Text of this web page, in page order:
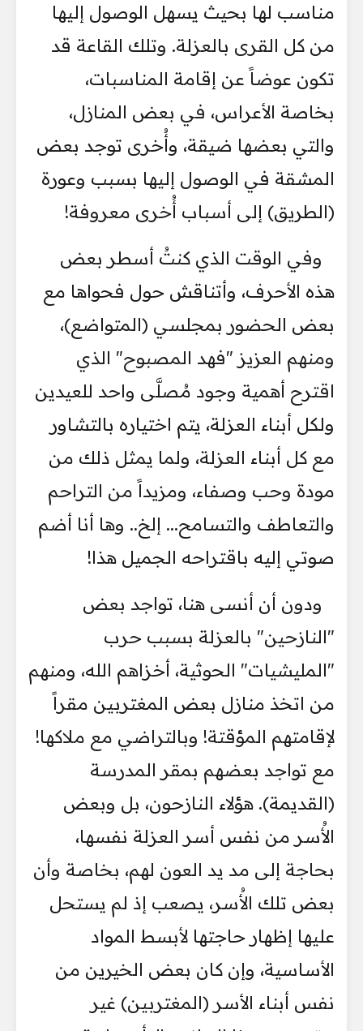
مناسب لها بحيث يسهل الوصول إليها
من كل القرى بالعزلة. وتلك القاعة قد
تكون عوضاً عن إقامة المناسبات،
بخاصة الأعراس، في بعض المنازل،
والتي بعضها ضيقة، وأُخرى توجد بعض
المشقة في الوصول إليها بسبب وعورة
(الطريق) إلى أسباب أُخرى معروفة!
وفي الوقت الذي كنتُ أسطر بعض
هذه الأحرف، وأتناقش حول فحواها مع
بعض الحضور بمجلسي (المتواضع)،
ومنهم العزيز "فهد المصبوح" الذي
اقترح أهمية وجود مُصلَّى واحد للعيدين
ولكل أبناء العزلة، يتم اختياره بالتشاور
مع كل أبناء العزلة، ولما يمثل ذلك من
مودة وحب وصفاء، ومزيداً من التراحم
والتعاطف والتسامح... إلخ.. وها أنا أضم
صوتي إليه باقتراحه الجميل هذا!
ودون أن أنسى هنا، تواجد بعض
"النازحين" بالعزلة بسبب حرب
"المليشيات" الحوثية، أخزاهم الله، ومنهم
من اتخذ منازل بعض المغتربين مقراً
لإقامتهم المؤقتة! وبالتراضي مع ملاكها!
مع تواجد بعضهم بمقر المدرسة
(القديمة). هؤلاء النازحون، بل وبعض
الأُسر من نفس أسر العزلة نفسها،
بحاجة إلى مد يد العون لهم، بخاصة وأن
بعض تلك الأُسر، يصعب إذ لم يستحل
عليها إظهار حاجتها لأبسط المواد
الأساسية، وإن كان بعض الخيرين من
نفس أبناء الأسر (المغتربين) غير